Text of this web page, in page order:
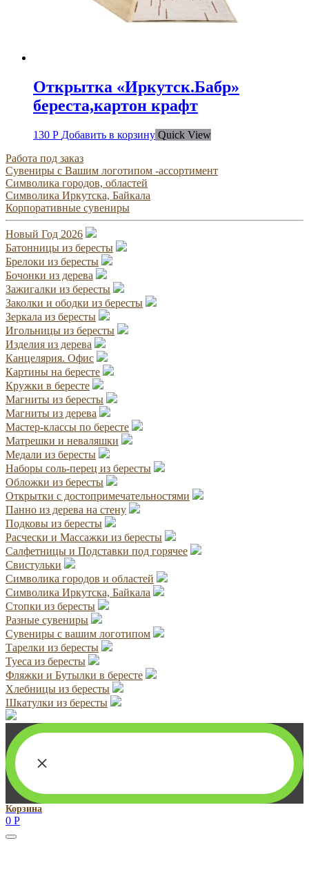
Открытка «Иркутск.Бабр»
береста,картон крафт
130 Р Добавить в корзину Quick View
Работа под заказ
Сувениры с Вашим логотипом -ассортимент
Символика городов, областей
Символика Иркутска, Байкала
Корпоративные сувениры
Новый Год 2026
Батонницы из бересты
Брелоки из бересты
Бочонки из дерева
Зажигалки из бересты
Заколки и ободки из бересты
Зеркала из бересты
Игольницы из бересты
Изделия из дерева
Канцелярия. Офис
Картины на бересте
Кружки в бересте
Магниты из бересты
Магниты из дерева
Мастер-классы по бересте
Матрешки и неваляшки
Медали из бересты
Наборы соль-перец из бересты
Обложки из бересты
Открытки с достопримечательностями
Панно из дерева на стену
Подковы из бересты
Расчески и Массажки из бересты
Салфетницы и Подставки под горячее
Свистульки
Символика городов и областей
Символика Иркутска, Байкала
Стопки из бересты
Разные сувениры
Сувениры с вашим логотипом
Тарелки из бересты
Туеса из бересты
Фляжки и Бутылки в бересте
Хлебницы из бересты
Шкатулки из бересты
×
Корзина
0 Р